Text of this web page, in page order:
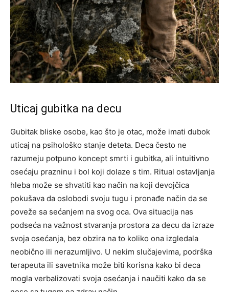
Uticaj gubitka na decu
Gubitak bliske osobe, kao što je otac, može imati dubok
uticaj na psihološko stanje deteta. Deca često ne
razumeju potpuno koncept smrti i gubitka, ali intuitivno
osećaju prazninu i bol koji dolaze s tim. Ritual ostavljanja
hleba može se shvatiti kao način na koji devojčica
pokušava da oslobodi svoju tugu i pronađe način da se
poveže sa sećanjem na svog oca. Ova situacija nas
podseća na važnost stvaranja prostora za decu da izraze
svoja osećanja, bez obzira na to koliko ona izgledala
neobično ili nerazumljivo. U nekim slučajevima, podrška
terapeuta ili savetnika može biti korisna kako bi deca
mogla verbalizovati svoja osećanja i naučiti kako da se